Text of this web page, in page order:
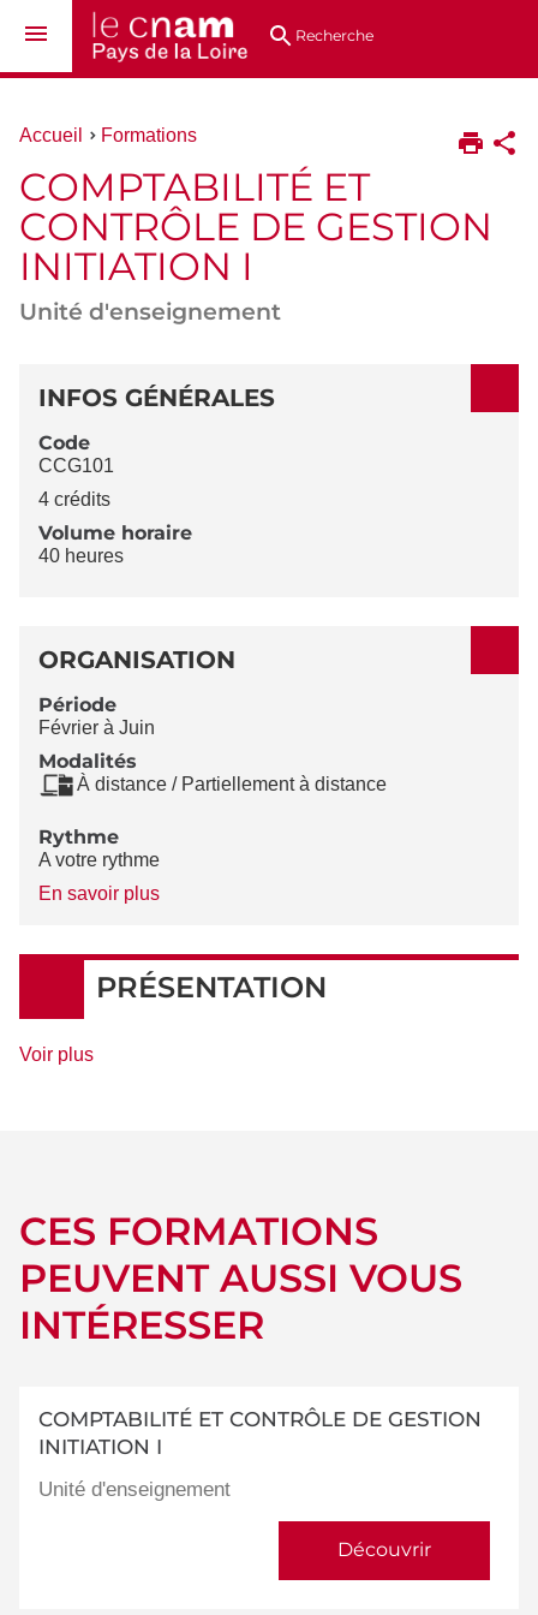
au
directsRecherche
Vous
ici :
Accueil Formations
COMPTABILITÉ ET
CONTRÔLE DE GESTION
INITIATION I
Unité d'enseignement
DÉTAILS
INFOS GÉNÉRALES
Code
CCG101
4 crédits
Volume horaire
40 heures
ORGANISATION
Période
Février à Juin
Modalités
À distance / Partiellement à distance
Rythme
A votre rythme
En savoir plusà
Rythme
PRÉSENTATION
Voir plusde
CES FORMATIONS
PEUVENT AUSSI VOUS
INTÉRESSER
COMPTABILITÉ ET CONTRÔLE DE GESTION
INITIATION I
Unité d'enseignement
Découvrir